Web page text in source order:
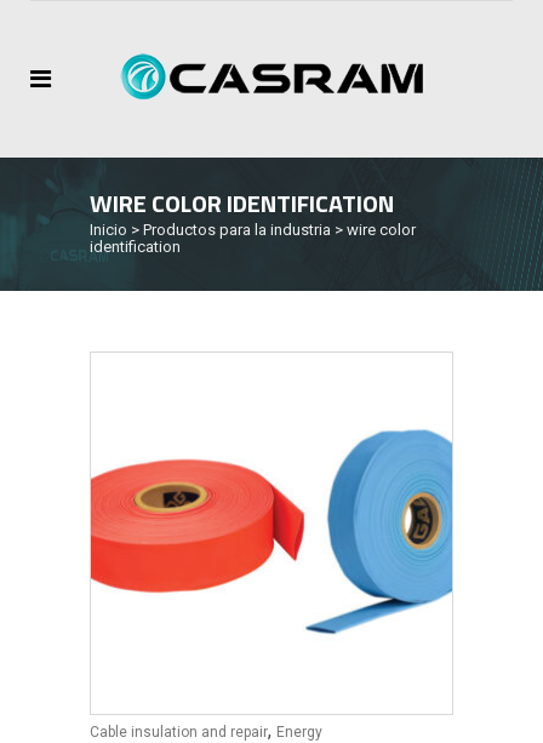
WIRE COLOR IDENTIFICATION
Inicio > Productos para la industria > wire color
identification
Cable insulation and repair, Energy